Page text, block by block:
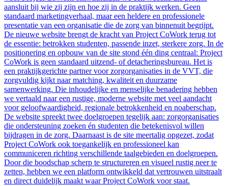
aansluit bij wie zij zijn en hoe zij in de praktijk werken. Geen
standaard marketingverhaal, maar een heldere en professionele
presentatie van een organisatie die de zorg van binnenuit begrijpt.
De nieuwe website brengt de kracht van Project CoWork terug tot
de essentie: betrokken studenten, passende inzet, sterkere zorg. In de
positionering en opbouw van de site stond één ding centraal: Project
CoWork is geen standaard uitzend- of detacheringsbureau. Het is
een praktijkgerichte partner voor zorgorganisaties in de VVT, die
zorgvuldig kijkt naar matching, kwaliteit en duurzame
samenwerking. Die inhoudelijke en menselijke benadering hebben
we vertaald naar een rustige, moderne website met veel aandacht
voor geloofwaardigheid, regionale betrokkenheid en noaberschap.
De website spreekt twee doelgroepen tegelijk aan: zorgorganisaties
die ondersteuning zoeken én studenten die betekenisvol willen
bijdragen in de zorg. Daarnaast is de site meertalig opgezet, zodat
Project CoWork ook toegankelijk en professioneel kan
communiceren richting verschillende taalgebieden en doelgroepen.
Door die boodschap scherp te structureren en visueel rustig neer te
zetten, hebben we een platform ontwikkeld dat vertrouwen uitstraalt
en direct duidelijk maakt waar Project CoWork voor staat.